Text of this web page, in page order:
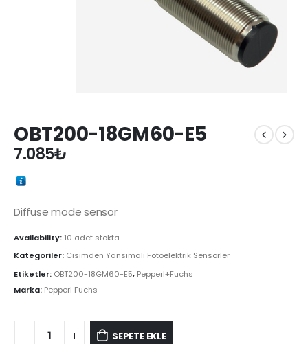
OBT200-18GM60-E5
7.085₺
Diffuse mode sensor
Availability: 10 adet stokta
Kategoriler: Cisimden Yansımalı Fotoelektrik Sensörler
Etiketler: OBT200-18GM60-E5, Pepperl+Fuchs
Marka: Pepperl Fuchs
SEPETE EKLE